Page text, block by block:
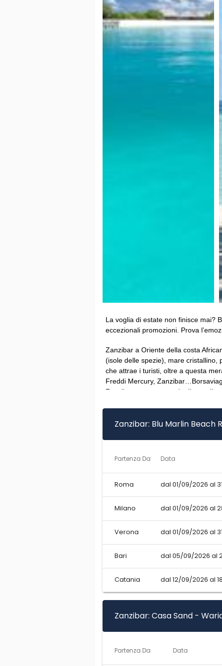
La voglia di estate non finisce mai?
eccezionali promozioni. Prova
Zanzibar a Oriente della costa
(isole delle spezie), mare cristallino,
che attrae i turisti, oltre a questa
Freddi Mercury,
Zanzibar, un vero angolo di
Zanzibar: Blu Marlin Beach
Partenza Da Data
Roma dal 01/09/2026 al
Milano dal 01/09/2026 al
Verona dal 01/09/2026 al
Bari dal 05/09/2026 al
Catania dal 12/09/2026 al
Zanzibar: Casa Sand -
Partenza Da Data